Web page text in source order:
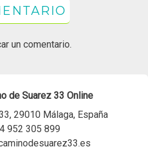
un comentario.
de Suarez 33 Online
29010 Málaga, España
952 305 899